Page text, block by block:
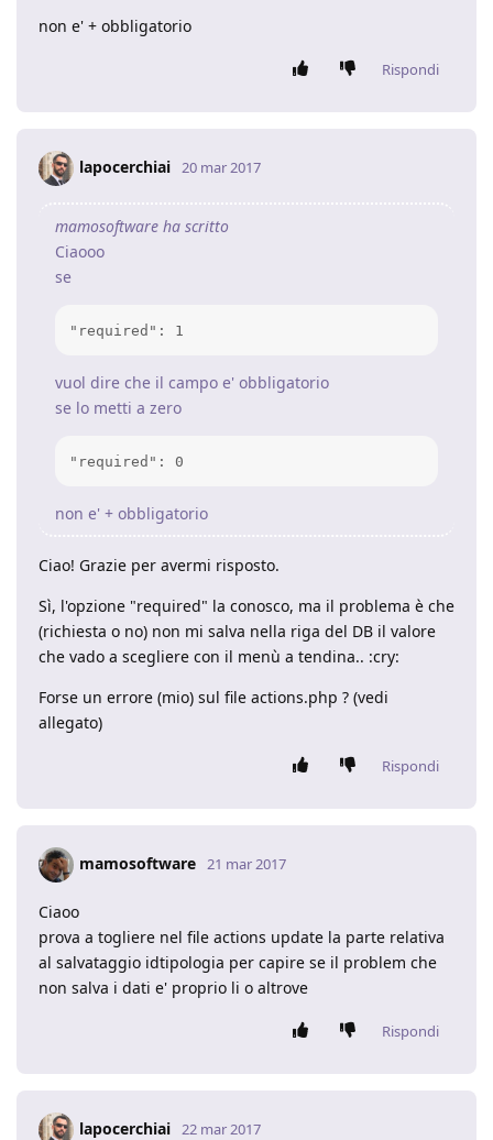
non e' + obbligatorio
Rispondi
lapocerchiai 20 mar 2017
mamosoftware ha scritto
Ciaooo
se
"required": 1
vuol dire che il campo e' obbligatorio
se lo metti a zero
"required": 0
non e' + obbligatorio
Ciao! Grazie per avermi risposto.
Sì, l'opzione "required" la conosco, ma il problema è che
(richiesta o no) non mi salva nella riga del DB il valore
che vado a scegliere con il menù a tendina.. :cry:
Forse un errore (mio) sul file actions.php ? (vedi
allegato)
Rispondi
mamosoftware 21 mar 2017
Ciaoo
prova a togliere nel file actions update la parte relativa
al salvataggio idtipologia per capire se il problem che
non salva i dati e' proprio li o altrove
Rispondi
lapocerchiai 22 mar 2017